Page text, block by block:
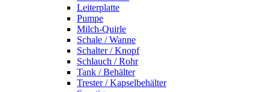
Leiterplatte
Pumpe
Milch-Quirle
Schale / Wanne
Schalter / Knopf
Schlauch / Rohr
Tank / Behälter
Trester / Kapselbehälter